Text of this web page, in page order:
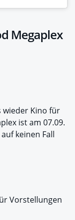
Megaplex
wieder Kino für
ist am 07.09.
keinen Fall
Vorstellungen